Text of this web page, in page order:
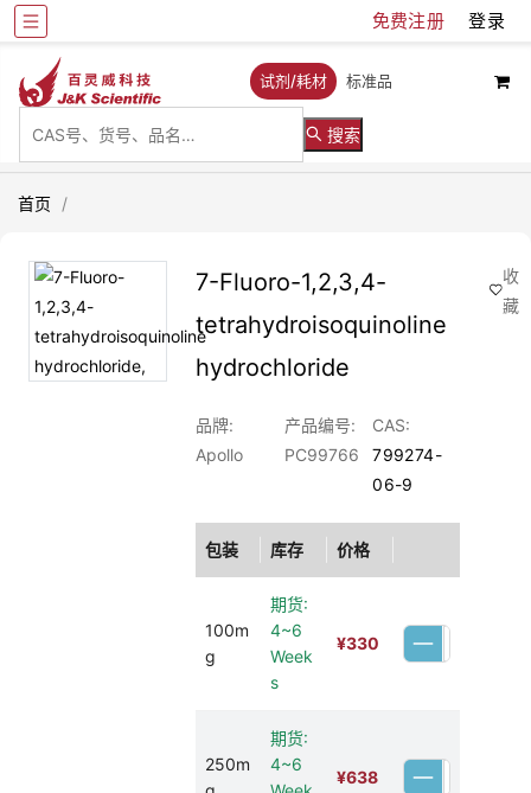
免费注册 登录
试剂/耗材 标准品
搜索
首页 /
7-Fluoro-1,2,3,4-
tetrahydroisoquinoline
hydrochloride
品牌:
Apollo
产品编号:
PC99766
CAS:
799274-
06-9
包装 库存 价格
100m
g
期货:
4~6
Week
s
¥330
250m
期货:
4~6
¥638
收
藏